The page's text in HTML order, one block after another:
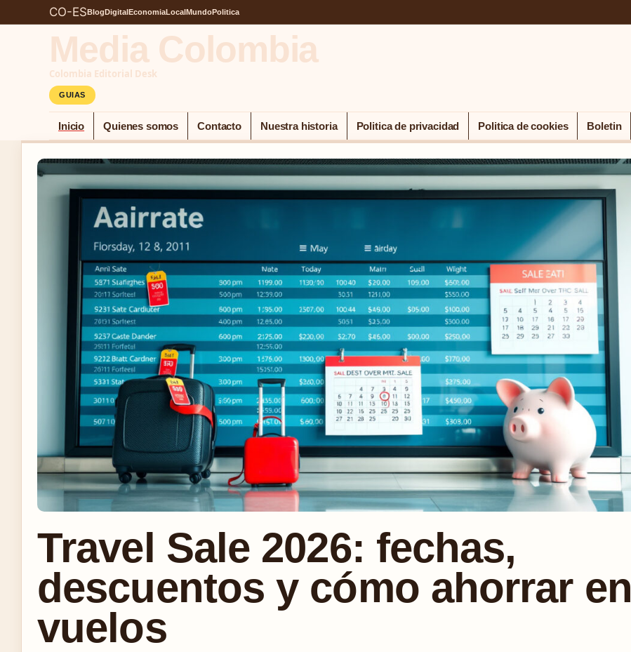
CO-ESBlogDigitalEconomiaLocalMundoPolitica
Media Colombia
Colombia Editorial Desk
GUIAS
Inicio Quienes somos Contacto Nuestra historia Politica de privacidad Politica de cookies Boletin
Travel Sale 2026: fechas,
descuentos y cómo ahorrar en
vuelos